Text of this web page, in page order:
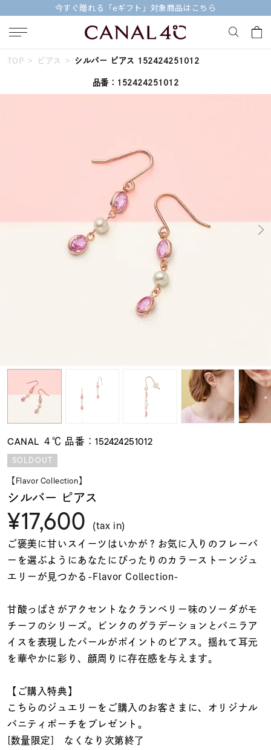
今すぐ贈れる「eギフト」対象商品はこちら
キーワードで検索する
#eギフト
すべてのジュエリー
モチーフ
石の色
ファッションテイス
ト
着用シーン
コレクション
レディース
リングサイズ
メンズ
リングサイズ
価格 ¥0
TOP ピアス シルバー ピアス 152424251012
品番：152424251012
CANAL ４℃ 品番：152424251012
SOLDOUT
【Flavor Collection】
シルバー ピアス
¥17,600 (tax in)
ご褒美に甘いスイーツはいかが？お気に入りのフレーバ
ーを選ぶようにあなたにぴったりのカラーストーンジュ
エリーが見つかる-Flavor Collection-
甘酸っぱさがアクセントなクランベリー味のソーダがモ
チーフのシリーズ。ピンクのグラデーションとバニラア
イスを表現したパールがポイントのピアス。揺れて耳元
を華やかに彩り、顔周りに存在感を与えます。
【ご購入特典】
こちらのジュエリーをご購入のお客さまに、オリジナル
バニティポーチをプレゼント。
[数量限定] なくなり次第終了